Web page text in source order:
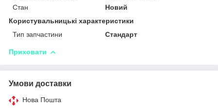
Стан
Новий
Користувальницькі характеристики
Тип запчастини
Стандарт
Приховати
Умови доставки
Нова Пошта